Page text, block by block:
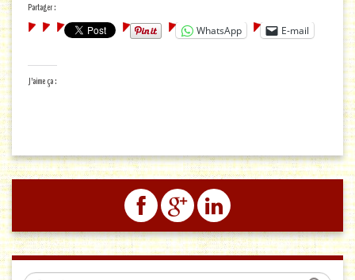
Partager :
WhatsApp E-mail
J’aime ça :